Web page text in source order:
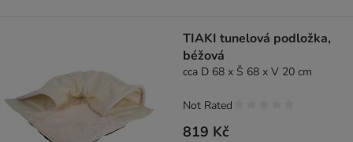
TIAKI tunelová podložka,
béžová
cca D 68 x Š 68 x V 20 cm
819 Kč
Not Rated